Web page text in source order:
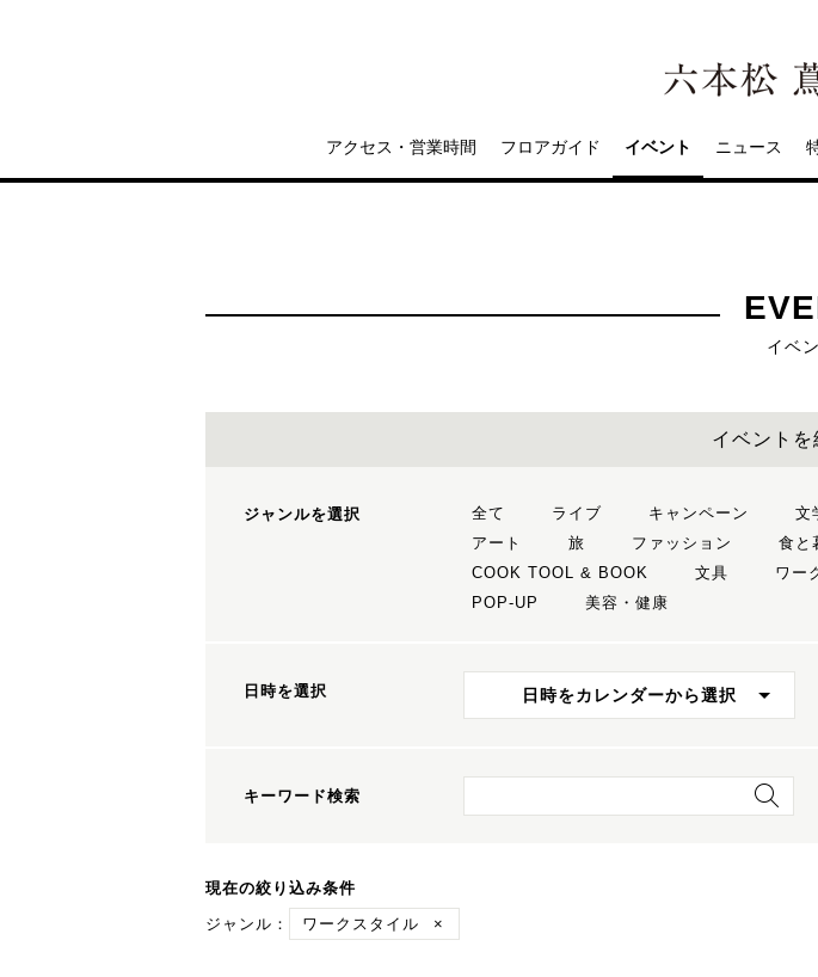
アクセス・営業時間 フロアガイド イベント ニュース
イベ
イベントを
ジャンルを選択 全て ライブ キャンペーン 文
アート
旅 ファッション 食と
COOK TOOL & BOOK
文具 ワー
POP-UP
美容・健康
日時を選択 日時をカレンダーから選択
キーワード検索
現在の絞り込み条件
ジャンル：
ワークスタイル ×